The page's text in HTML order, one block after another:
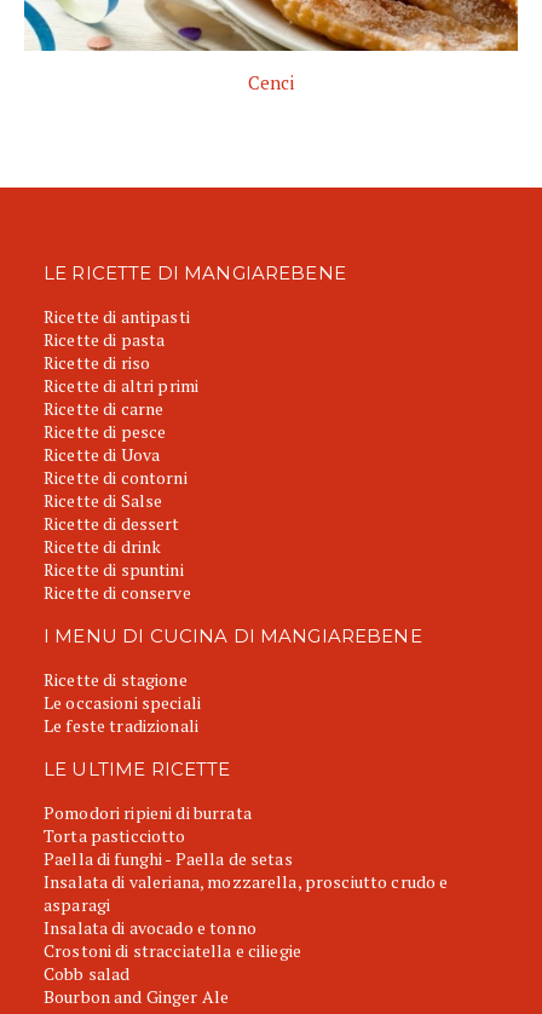
Cenci
LE RICETTE DI MANGIAREBENE
Ricette di antipasti
Ricette di pasta
Ricette di riso
Ricette di altri primi
Ricette di carne
Ricette di pesce
Ricette di Uova
Ricette di contorni
Ricette di Salse
Ricette di dessert
Ricette di drink
Ricette di spuntini
Ricette di conserve
I MENU DI CUCINA DI MANGIAREBENE
Ricette di stagione
Le occasioni speciali
Le feste tradizionali
LE ULTIME RICETTE
Pomodori ripieni di burrata
Torta pasticciotto
Paella di funghi - Paella de setas
Insalata di valeriana, mozzarella, prosciutto crudo e
asparagi
Insalata di avocado e tonno
Crostoni di stracciatella e ciliegie
Cobb salad
Bourbon and Ginger Ale